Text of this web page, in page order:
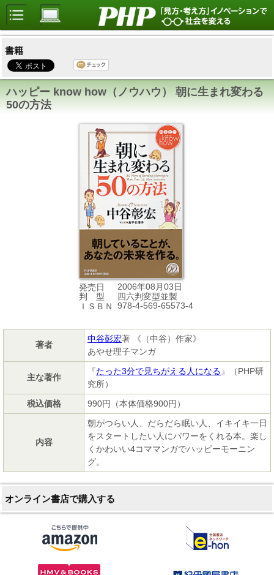
書籍
ハッピー know how（ノウハウ） 朝に生まれ変わる
50の方法
発売日
2006年08月03日
判 型
四六判変型並製
ＩＳＢＮ
978-4-569-65573-4
著者
中谷彰宏著 《（中谷）作家》
あやせ理子マンガ
主な著作
『たった3分で見ちがえる人になる 』（PHP研
究所）
税込価格
990円（本体価格900円）
内容
朝がつらい人、だらだら眠い人、イキイキ一日
をスタートしたい人にパワーをくれる本。楽し
くかわいい4コママンガでハッピーモーニン
グ。
オンライン書店で購入する